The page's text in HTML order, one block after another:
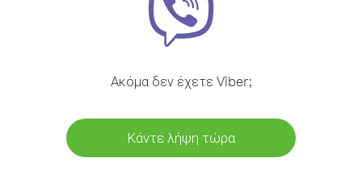
Ακόμα δεν έχετε Viber;
Κάντε λήψη τώρα